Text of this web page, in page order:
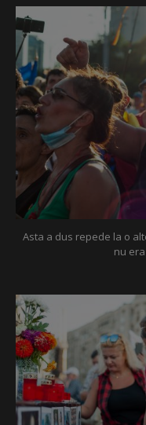
Asta a dus repede la o
nu